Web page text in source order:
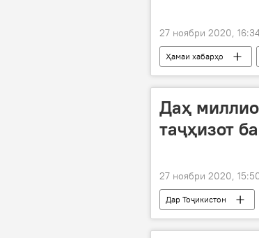
27 ноябри 2020,
Ҳамаи хабарҳо
нав
бунёд
Даҳ
таҷҳизот
27 ноябри 2020,
Дар Тоҷикистон
харидорӣ